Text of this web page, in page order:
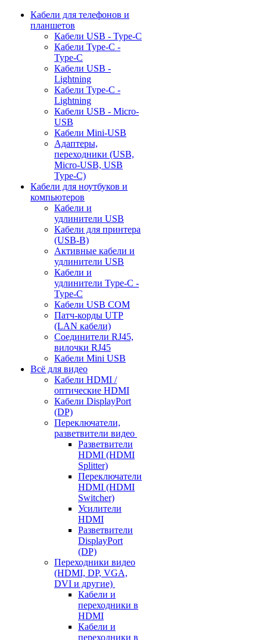
Кабели для телефонов и
планшетов
Кабели USB - Type-C
Кабели Type-C -
Type-C
Кабели USB -
Lightning
Кабели Type-C -
Lightning
Кабели USB - Micro-
USB
Кабели Mini-USB
Адаптеры,
переходники (USB,
Micro-USB, USB
Type-C)
Кабели для ноутбуков и
компьютеров
Кабели и
удлинители USB
Кабели для принтера
(USB-B)
Активные кабели и
удлинители USB
Кабели и
удлинители Type-C -
Type-C
Кабели USB COM
Патч-корды UTP
(LAN кабели)
Соединители RJ45,
вилочки RJ45
Кабели Mini USB
Всё для видео
Кабели HDMI /
оптические HDMI
Кабели DisplayPort
(DP)
Переключатели,
разветвители видео
Разветвители
HDMI (HDMI
Splitter)
Переключатели
HDMI (HDMI
Switcher)
Усилители
HDMI
Разветвители
DisplayPort
(DP)
Переходники видео
(HDMI, DP, VGA,
DVI и другие)
Кабели и
переходники в
HDMI
Кабели и
переходники в